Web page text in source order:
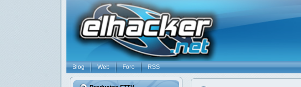
Blog Web Foro RSS